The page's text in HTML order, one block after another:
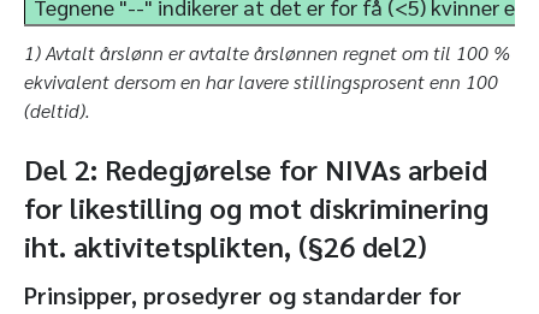
Tegnene "--" indikerer at det er for få (<5) kvinner
1) Avtalt årslønn er avtalte årslønnen regnet om til 100 %
ekvivalent dersom en har lavere stillingsprosent enn 100
(deltid).
Del 2: Redegjørelse for NIVAs arbeid
for likestilling og mot diskriminering
iht. aktivitetsplikten, (§26 del2)
Prinsipper, prosedyrer og standarder for